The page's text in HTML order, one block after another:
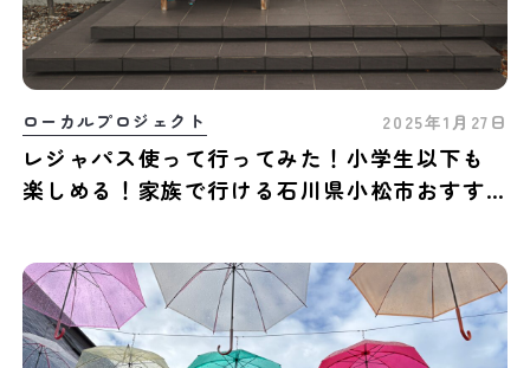
ローカルプロジェクト 2025年1月27日
レジャパス使って行ってみた！小学生以下も
楽しめる！家族で行ける石川県小松市おすす